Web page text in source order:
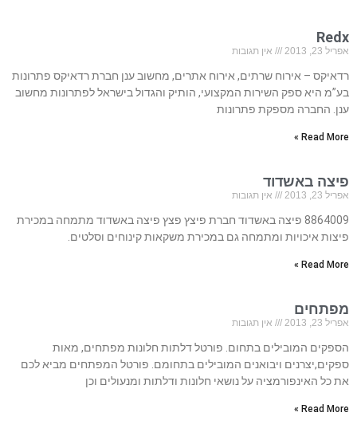
Redx
אפריל 23, 2013 אין תגובות
רדאיקס – אירוח שרתים, אירוח אתרים, מחשוב ענן חברת רדאיקס פתרונות
בע”מ היא ספק השירות המקצועי, הותיק והגדול בישראל לפתרונות מחשוב
ענן. החברה מספקת פתרונות
Read More »
פיצה באשדוד
אפריל 23, 2013 אין תגובות
8864009 פיצה באשדוד חברת פיצץ פצץ פיצה באשדוד מתמחה במכירת
פיצות איכויות ומתמחה גם במכירת משקאות קינוחים וסלטים.
Read More »
מפתחים
אפריל 23, 2013 אין תגובות
הספקים המובילים בתחום. פורטל דלתות חלונות מפתחים, מאות
ספקים,יצרנים ויבואנים המובילים בתחומם. פורטל המפתחים מביא לכם
את כל האינפורמציה על נושאי חלונות ודלתות ומנעולים וכן
Read More »